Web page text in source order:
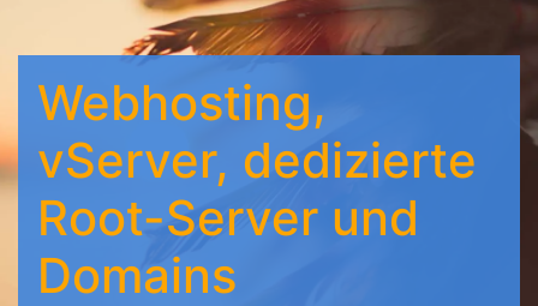
Webhosting,
vServer, dedizierte
Root-Server und
Domains